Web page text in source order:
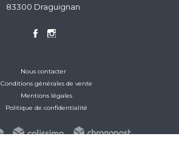
83300 Draguignan
Nous contacter
Conditions générales de vente
Mentions légales
Politique de confidentialité